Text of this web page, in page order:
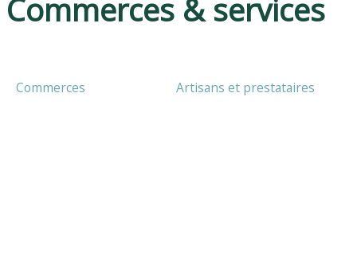
Commerces & services
Commerces Artisans et prestataires